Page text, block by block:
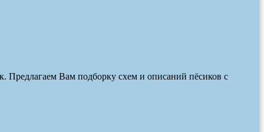
Предлагаем Вам подборку схем и описаний пёсиков с